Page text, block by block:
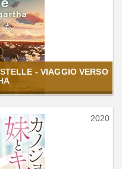
- VIAGGIO VERSO
2020